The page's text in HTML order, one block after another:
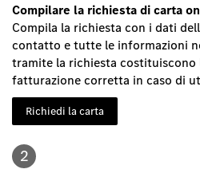
Compilare la richiesta di carta
Compila la richiesta con i dati
contatto e tutte le informazioni
tramite la richiesta costituiscono
fatturazione corretta in caso di
Richiedi la carta
2